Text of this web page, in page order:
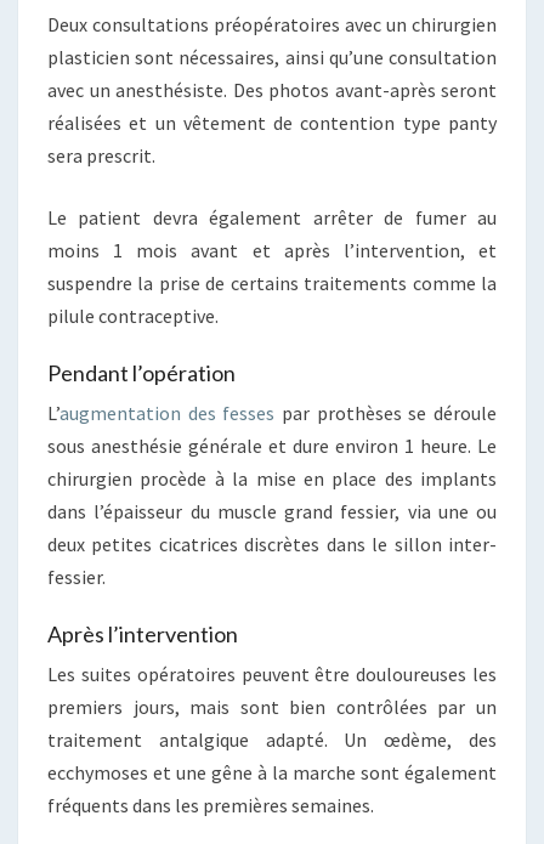
Deux consultations préopératoires avec un chirurgien
plasticien sont nécessaires, ainsi qu’une consultation
avec un anesthésiste. Des photos avant-après seront
réalisées et un vêtement de contention type panty
sera prescrit.
Le patient devra également arrêter de fumer au
moins 1 mois avant et après l’intervention, et
suspendre la prise de certains traitements comme la
pilule contraceptive.
Pendant l’opération
L’augmentation des fesses par prothèses se déroule
sous anesthésie générale et dure environ 1 heure. Le
chirurgien procède à la mise en place des implants
dans l’épaisseur du muscle grand fessier, via une ou
deux petites cicatrices discrètes dans le sillon inter-
fessier.
Après l’intervention
Les suites opératoires peuvent être douloureuses les
premiers jours, mais sont bien contrôlées par un
traitement antalgique adapté. Un œdème, des
ecchymoses et une gêne à la marche sont également
fréquents dans les premières semaines.